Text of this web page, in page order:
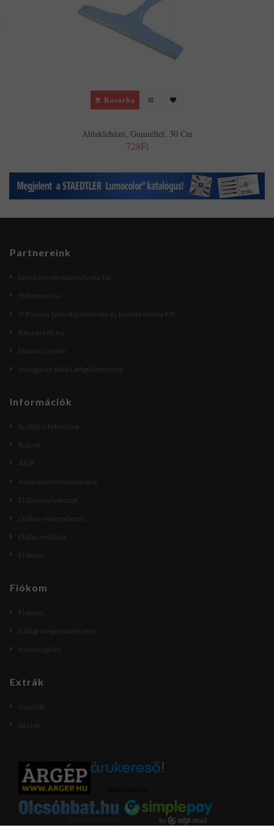
Kosárba
Ablaklehúzó, Gumiéllel, 30 Cm
728Ft
Partnereink
kecskemetirodatechnika.hu
Etikettem.hu
IT Pavilon Számítástechnika és Irodatechnika Kft.
Beszerzek.hu
Maped Creativ
Hungarian Web Linkgyűjtemény
Információk
Szállítási feltételek
Rólunk
ÁSZF
Adatvédelmi nyilatkozat
Elállási nyilatkozat
Online vitarendezés
Elállás indítása
Fiókom
Fiókom
Fiókom
Eddigi megrendeléseim
Kívánságlista
Extrák
Gyártók
Akciók